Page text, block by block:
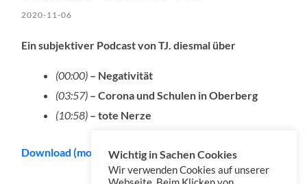
2020-11-06
Ein subjektiver Podcast von TJ. diesmal über
(00:00) – Negativität
(03:57) – Corona und Schulen in Oberberg
(10:58) – tote Nerze
Download (mono) Wichtig in Sachen Cookies
Wir verwenden Cookies auf unserer